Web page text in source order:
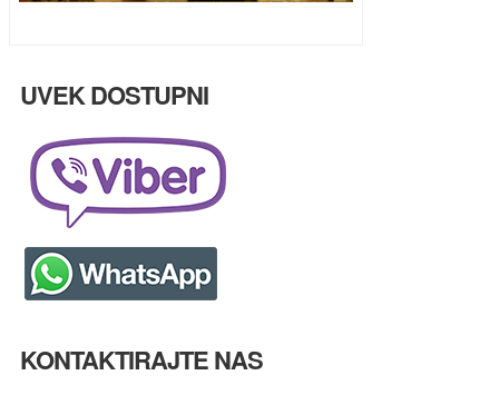
UVEK DOSTUPNI
KONTAKTIRAJTE NAS